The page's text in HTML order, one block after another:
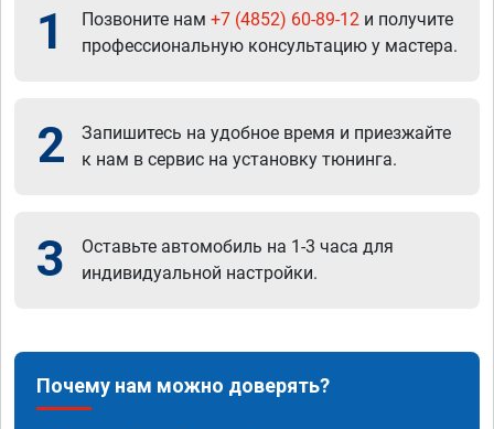
1 Позвоните нам +7 (4852) 60-89-12 и получите
профессиональную консультацию у мастера.
2
Запишитесь на удобное время и приезжайте
к нам в сервис на установку тюнинга.
3
Оставьте автомобиль на 1-3 часа для
индивидуальной настройки.
Почему нам можно доверять?